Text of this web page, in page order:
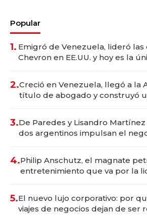
Popular
1. Emigró de Venezuela, lideró las
Chevron en EE.UU. y hoy es la
2.Creció en Venezuela, llegó a la
título de abogado y construyó
3.De Paredes y Lisandro
dos argentinos impulsan el
4.Philip Anschutz, el magnate
entretenimiento que va por la
5.El nuevo lujo corporativo: por
viajes de negocios dejan de ser